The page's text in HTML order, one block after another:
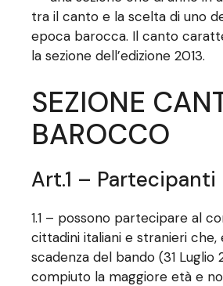
tra il canto e la scelta di uno
epoca barocca. Il canto
la sezione dell’edizione 2013.
SEZIONE
BAROCCO
Art.1 – Partecipanti
1.1 – possono partecipare al
cittadini italiani e stranieri
scadenza del bando (31 Luglio
compiuto la maggiore età e